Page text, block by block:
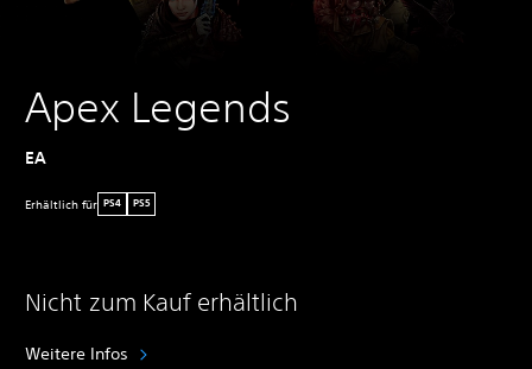
Apex Legends
EA
Erhältlich für PS4 PS5
Nicht zum Kauf erhältlich
Weitere Infos